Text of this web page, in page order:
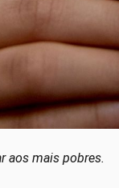
aos mais pobres.